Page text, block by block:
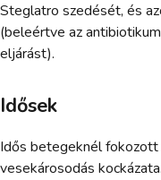
Steglatro szedését, és
(beleértve az
eljárást).
Idősek
Idős betegeknél
vesekárosodás